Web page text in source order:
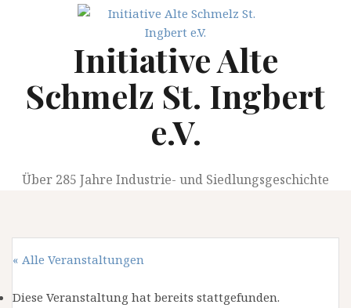
Initiative Alte
Schmelz St. Ingbert
e.V.
Über 285 Jahre Industrie- und Siedlungsgeschichte
« Alle Veranstaltungen
Diese Veranstaltung hat bereits stattgefunden.